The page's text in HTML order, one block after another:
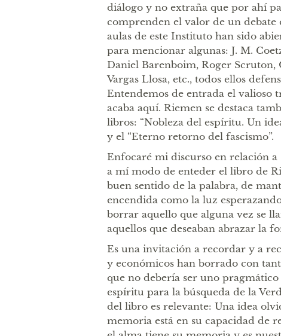
diálogo y no extraña que por ahí
comprenden el valor de un debate
aulas de este Instituto han sido
para mencionar algunas: J. M.
Daniel Barenboim, Roger
Vargas Llosa, etc., todos ellos
Entendemos de entrada el valioso
acaba aquí. Riemen se destaca
libros: “Nobleza del espíritu. Un
y el “Eterno retorno del fascismo”.
Enfocaré mi discurso en relación a
a mí modo de enteder el libro de
buen sentido de la palabra, de
encendida como la luz
borrar aquello que alguna vez se
aquellos que deseaban abrazar la
Es una invitación a recordar y a
y económicos han borrado con
que no debería ser uno
espíritu para la búsqueda de la
del libro es relevante: Una idea
memoria está en su capacidad de